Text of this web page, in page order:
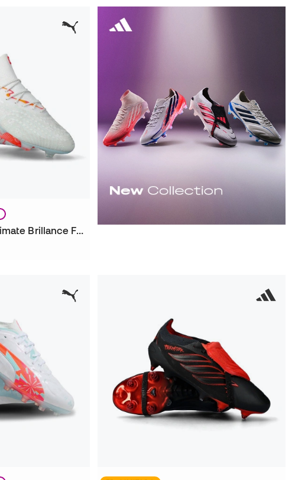
Chuteira Future 9 Ultimate Brillance FG Mulher